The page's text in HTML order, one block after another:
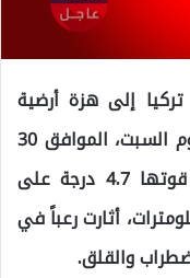
إلى هزة أرضية
مرعبة في ساعات الفجر الأولى من يوم السبت، الموافق 30
آذار/مارس 2024. الهزة، التي بلغت قوتها 4.7 درجة على
وقعت على عمق 13 كيلومترات، أثارت رعباً في
والقلق.